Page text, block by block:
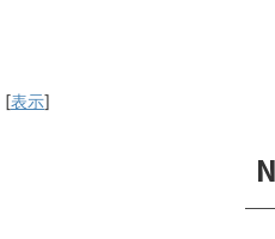
[表示]